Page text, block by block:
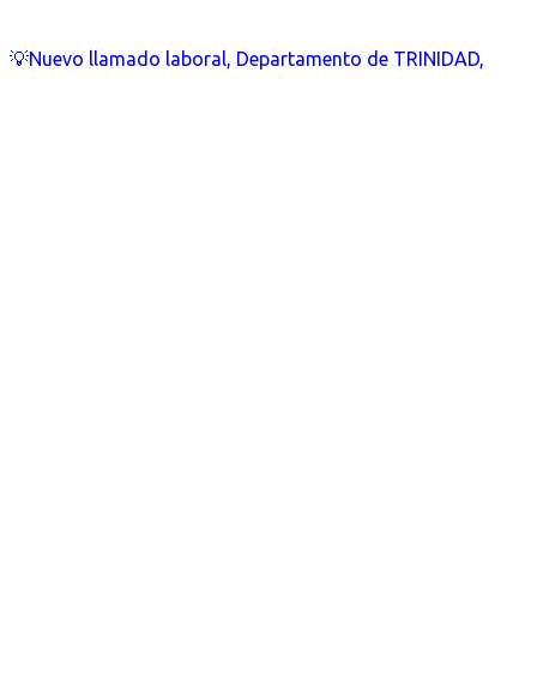
💡Nuevo llamado laboral, Departamento de TRINIDAD,